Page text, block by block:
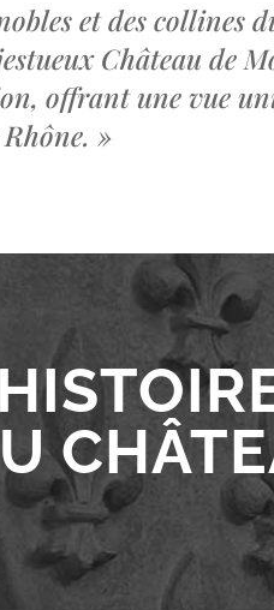
et des collines
Château de
offrant une vue
»